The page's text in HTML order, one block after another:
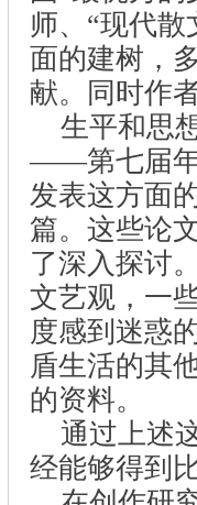
师、“现代
面的建树，
献。同时作
生平和思
——第七届年
发表这方面
篇。这些论
了深入探讨
文艺观，一
度感到迷惑
盾生活的其
的资料。
通过上述
经能够得到